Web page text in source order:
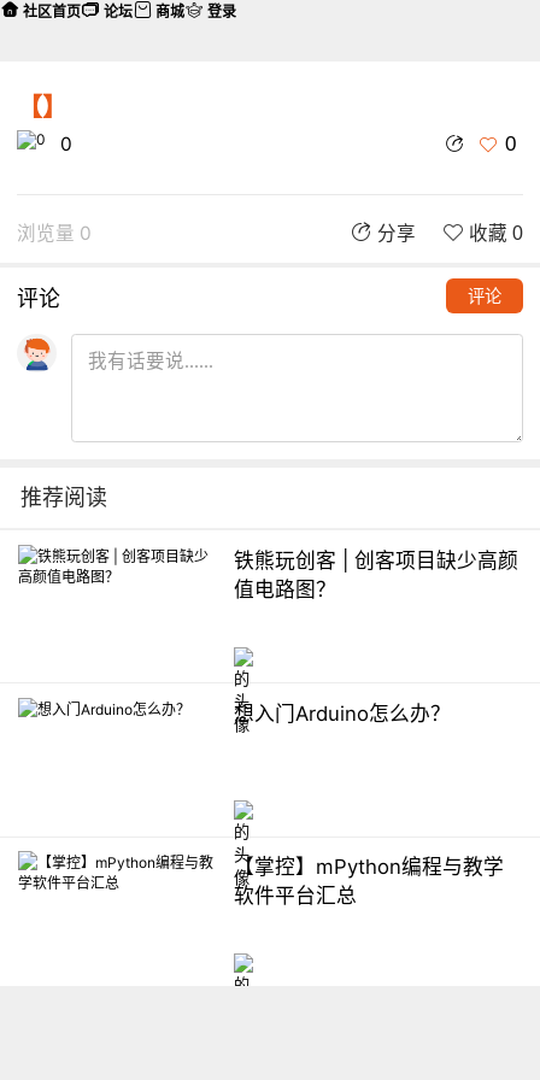
【】
0 0
浏览量 0 分享 收藏 0
评论 评论
推荐阅读
铁熊玩创客 | 创客项目缺少高颜
值电路图？
想入门Arduino怎么办？
【掌控】mPython编程与教学
软件平台汇总
社区首页 论坛 商城 登录